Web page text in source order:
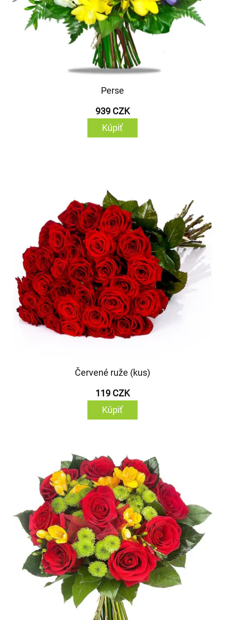
Perse
939 CZK
Kúpiť
Červené ruže (kus)
119 CZK
Kúpiť